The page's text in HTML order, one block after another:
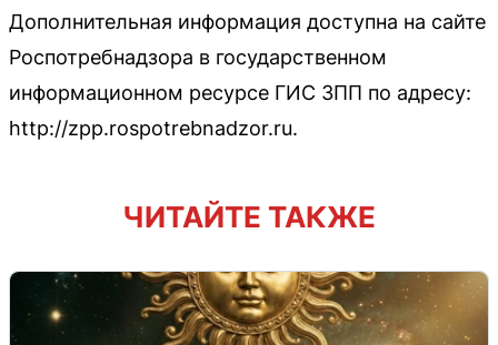
Дополнительная информация доступна на сайте
Роспотребнадзора в государственном
информационном ресурсе ГИС ЗПП по адресу:
http://zpp.rospotrebnadzor.ru.
ЧИТАЙТЕ ТАКЖЕ